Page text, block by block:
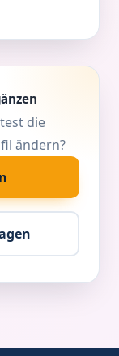
die
ändern?